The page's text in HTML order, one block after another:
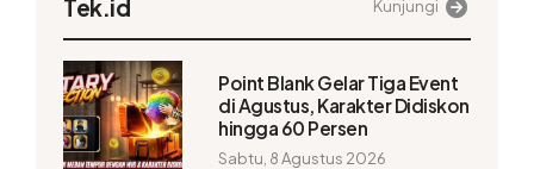
Tek.id Kunjungi
Point Blank Gelar Tiga Event
di Agustus, Karakter Didiskon
hingga 60 Persen
Sabtu, 8 Agustus 2026